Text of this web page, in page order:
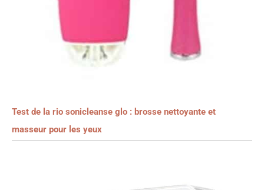
Test de la rio sonicleanse glo : brosse nettoyante et
masseur pour les yeux